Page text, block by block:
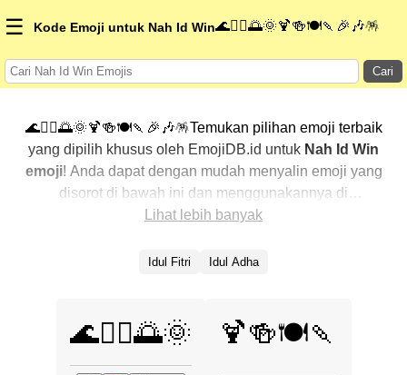
☰ Kode Emoji untuk Nah Id Win🌊🏄‍♀️🌅🌞🍹🍻🍽️🍡🎉🎶🪅
Cari
🌊🏄‍♀️🌅🌞🍹🍻🍽️🍡🎉🎶🪅Temukan pilihan emoji terbaik
yang dipilih khusus oleh EmojiDB.id untuk Nah Id Win
emoji! Anda dapat dengan mudah menyalin emoji yang
disorot di bawah ini dan menggunakannya di
percakapan Anda untuk menambahkan sentuhan
dengan menampilkan yang paling populer terlebih
mengekspresikanNah Id Win dengan emoji
Lihat lebih banyak
Idul Fitri Idul Adha
🌊🏄‍♀️🌅🌞 🍹🍻🍽️🍡